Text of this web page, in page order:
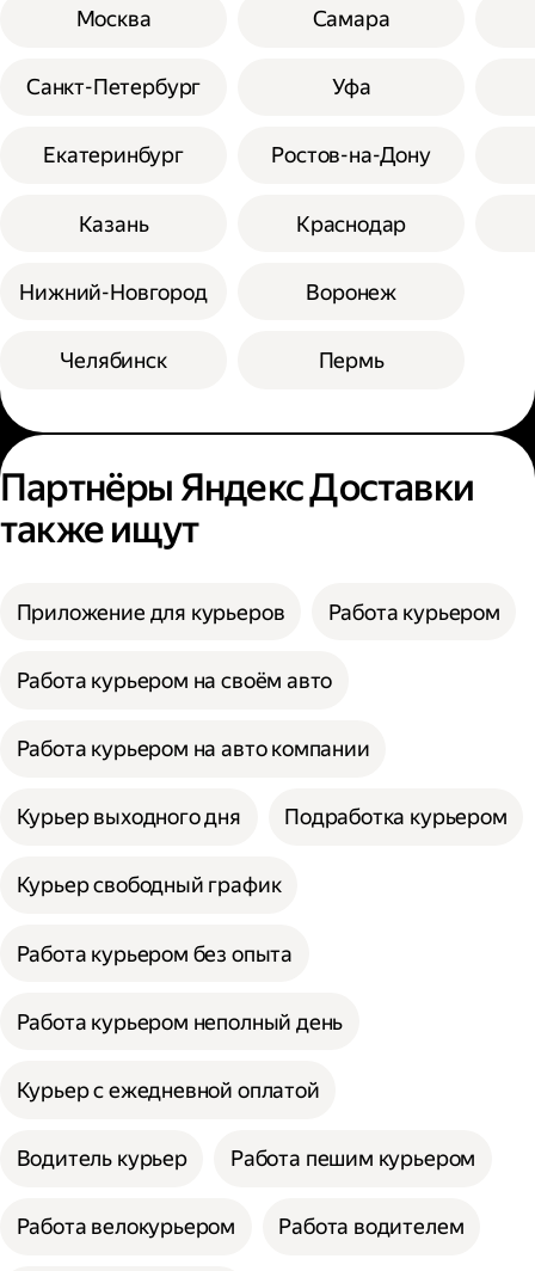
Москва
Санкт-Петербург
Екатеринбург
Казань
Нижний-Новгород
Челябинск
Самара
Уфа
Ростов-на-Дону
Краснодар
Воронеж
Пермь
Партнёры Яндекс Доставки
также ищут
Приложение для курьеров Работа курьером
Работа курьером на своём авто
Работа курьером на авто компании
Курьер выходного дня Подработка курьером
Курьер свободный график
Работа курьером без опыта
Работа курьером неполный день
Курьер с ежедневной оплатой
Водитель курьер Работа пешим курьером
Работа велокурьером Работа водителем